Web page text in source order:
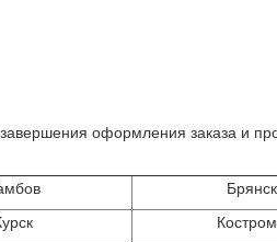
оформления заказа и
Брянск